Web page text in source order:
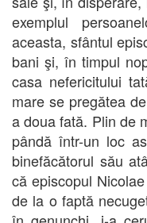
exemplul
aceasta, sfântul
bani şi, în timpul
casa nefericitului
mare se pregătea
a doua fată. Plin de
pândă într-un loc
binefăcătorul său
că episcopul
de la o faptă